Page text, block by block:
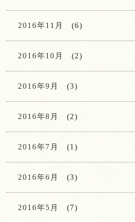
2016年11月 (6)
2016年10月 (2)
2016年9月 (3)
2016年8月 (2)
2016年7月 (1)
2016年6月 (3)
2016年5月 (7)